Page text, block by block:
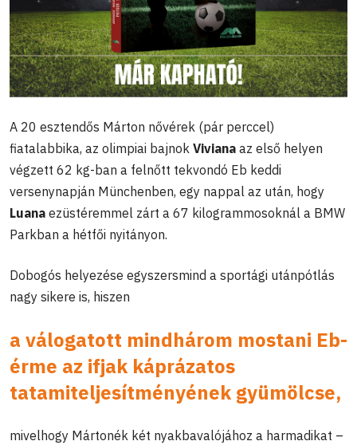
A 20 esztendős Márton nővérek (pár perccel)
fiatalabbika, az olimpiai bajnok Viviana az első helyen
végzett 62 kg-ban a felnőtt tekvondó Eb keddi
versenynapján Münchenben, egy nappal az után, hogy
Luana ezüstéremmel zárt a 67 kilogrammosoknál a BMW
Parkban a hétfői nyitányon.
Dobogós helyezése egyszersmind a sportági utánpótlás
nagy sikere is, hiszen
a válogatott mindhárom mostani Eb-
érme az ifjak káprázatos
tatamiteljesítményének gyümölcse,
mivelhogy Mártonék két nyakbavalójához a harmadikat –